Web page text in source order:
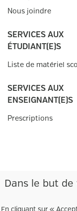
Dans le but
Nous joindre
SERVICES AUX
ÉTUDIANT(E)S
Liste de matériel
SERVICES AUX
ENSEIGNANT(E)S
Prescriptions